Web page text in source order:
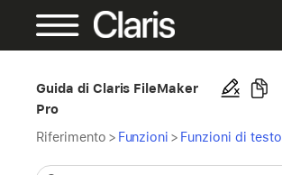
Guida di Claris FileMaker
Pro
Riferimento > Funzioni > Funzioni di testo